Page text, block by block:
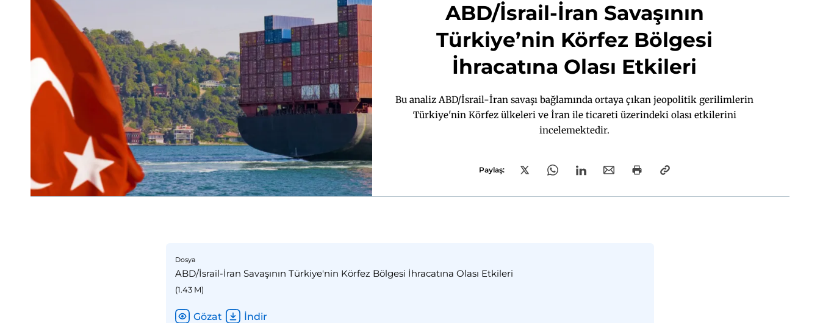
ABD/İsrail-İran Savaşının
Türkiye’nin Körfez Bölgesi
İhracatına Olası Etkileri
Bu analiz ABD/İsrail-İran savaşı bağlamında ortaya çıkan jeopolitik gerilimlerin
Türkiye'nin Körfez ülkeleri ve İran ile ticareti üzerindeki olası etkilerini
incelemektedir.
Paylaş:
Dosya
ABD/İsrail-İran Savaşının Türkiye'nin Körfez Bölgesi İhracatına Olası Etkileri
(1.43 M)
Gözat İndir